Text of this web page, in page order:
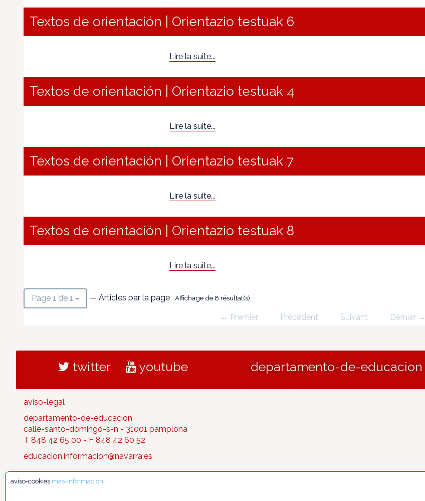
Textos de orientación | Orientazio testuak 6
Lire la suite...
Textos de orientación | Orientazio testuak 4
Lire la suite...
Textos de orientación | Orientazio testuak 7
Lire la suite...
Textos de orientación | Orientazio testuak 8
Lire la suite...
Page 1 de 1 — Articles par la page Affichage de 8 résultat(s).
← Premier Précédent Suivant Dernier →
twitter youtube departamento-de-educacion
aviso-legal
departamento-de-educacion
calle-santo-domingo-s-n - 31001 pamplona
T 848 42 65 00 - F 848 42 60 52
educacion.informacion@navarra.es
aviso-cookies mas-informacion.